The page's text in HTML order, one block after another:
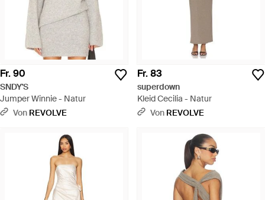
Fr. 90
SNDY'S
Jumper Winnie - Natur
Von REVOLVE
Fr. 83
superdown
Kleid Cecilia - Natur
Von REVOLVE